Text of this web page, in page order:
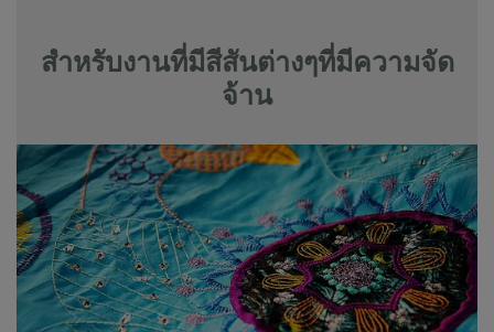
สำหรับงานที่มีสีสันต่างๆที่มีความจัด
จ้าน